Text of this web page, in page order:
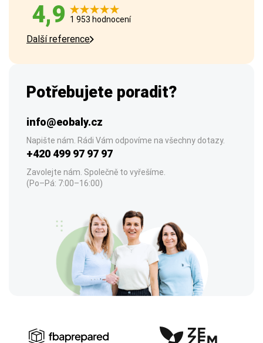
4,9 1 953 hodnocení
Další reference
Potřebujete poradit?
info@eobaly.cz
Napište nám. Rádi Vám odpovíme na všechny dotazy.
+420 499 97 97 97
Zavolejte nám. Společně to vyřešíme.
(Po–Pá: 7:00–16:00)